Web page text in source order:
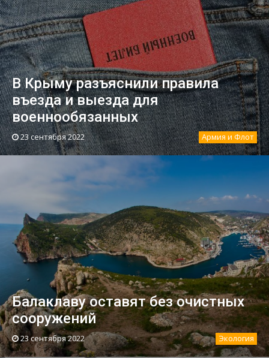
В Крыму разъяснили правила
въезда и выезда для
военнообязанных
Армия и Флот
23 сентября 2022
Балаклаву оставят без очистных
сооружений
Экология
23 сентября 2022